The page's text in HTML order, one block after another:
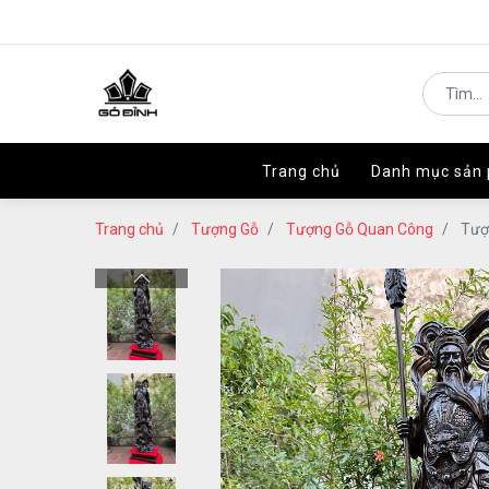
Trang chủ Danh mục sản
Trang chủ Danh mục sản
Trang chủ Tượng Gỗ Tượng Gỗ Quan Công